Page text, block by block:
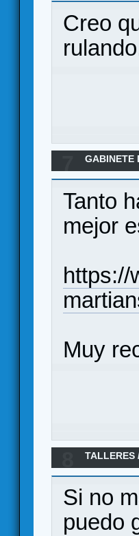
Creo
GABINETE
aventuras
Tanto
mejor
https://
Muy
TALLERES
Si no
puedo